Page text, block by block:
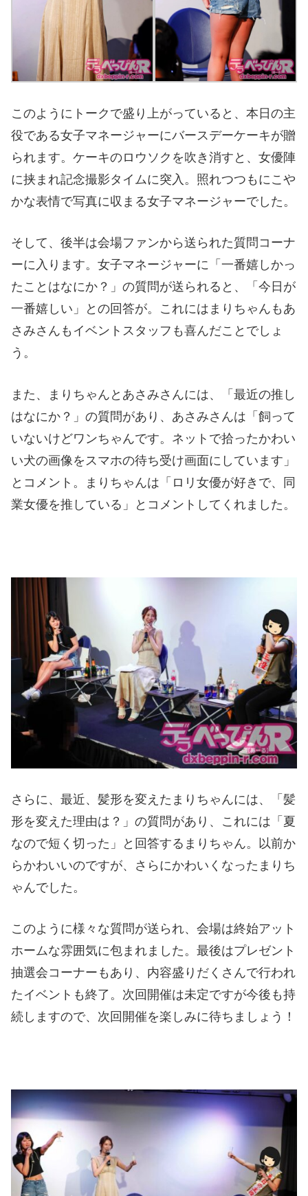
このようにトークで盛り上がっていると、本日の主
役である女子マネージャーにバースデーケーキが贈
られます。ケーキのロウソクを吹き消すと、女優陣
に挟まれ記念撮影タイムに突入。照れつつもにこや
かな表情で写真に収まる女子マネージャーでした。
そして、後半は会場ファンから送られた質問コーナ
ーに入ります。女子マネージャーに「一番嬉しかっ
たことはなにか？」の質問が送られると、「今日が
一番嬉しい」との回答が。これにはまりちゃんもあ
さみさんもイベントスタッフも喜んだことでしょ
う。
また、まりちゃんとあさみさんには、「最近の推し
はなにか？」の質問があり、あさみさんは「飼って
いないけどワンちゃんです。ネットで拾ったかわい
い犬の画像をスマホの待ち受け画面にしています」
とコメント。まりちゃんは「ロリ女優が好きで、同
業女優を推している」とコメントしてくれました。
さらに、最近、髪形を変えたまりちゃんには、「髪
形を変えた理由は？」の質問があり、これには「夏
なので短く切った」と回答するまりちゃん。以前か
らかわいいのですが、さらにかわいくなったまりち
ゃんでした。
このように様々な質問が送られ、会場は終始アット
ホームな雰囲気に包まれました。最後はプレゼント
抽選会コーナーもあり、内容盛りだくさんで行われ
たイベントも終了。次回開催は未定ですが今後も持
続しますので、次回開催を楽しみに待ちましょう！